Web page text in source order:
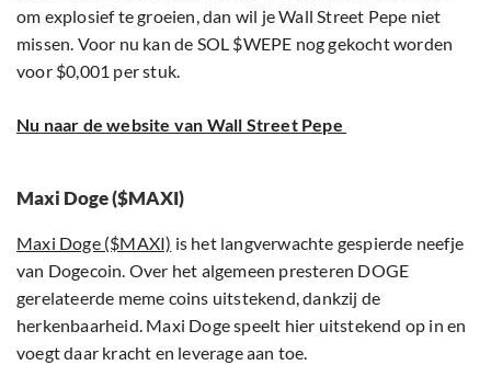
om explosief te groeien, dan wil je Wall Street Pepe niet
missen. Voor nu kan de SOL $WEPE nog gekocht worden
voor $0,001 per stuk.
Nu naar de website van Wall Street Pepe
Maxi Doge ($MAXI)
Maxi Doge ($MAXI) is het langverwachte gespierde neefje
van Dogecoin. Over het algemeen presteren DOGE
gerelateerde meme coins uitstekend, dankzij de
herkenbaarheid. Maxi Doge speelt hier uitstekend op in en
voegt daar kracht en leverage aan toe.